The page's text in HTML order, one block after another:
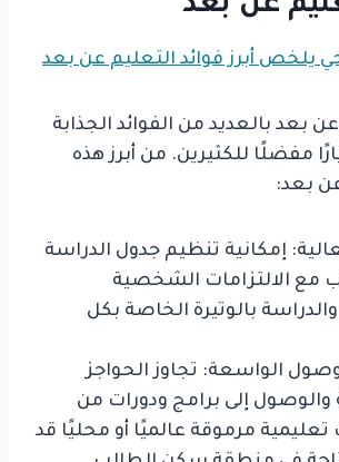
عن بعد
بعد بالعديد من الفوائد الجذابة
مفضلًا للكثيرين. من أبرز هذه
بعد:
إمكانية تنظيم جدول الدراسة
مع الالتزامات الشخصية
والدراسة بالوتيرة الخاصة بكل
الواسعة: تجاوز الحواجز
والوصول إلى برامج ودورات من
مرموقة عالميًا أو محليًا قد